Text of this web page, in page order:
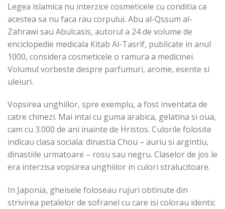
Legea islamica nu interzice cosmeticele cu conditia ca
acestea sa nu faca rau corpului. Abu al-Qssum al-
Zahrawi sau Abulcasis, autorul a 24 de volume de
enciclopedie medicala Kitab Al-Tasrif, publicate in anul
1000, considera cosmeticele o ramura a medicinei.
Volumul vorbeste despre parfumuri, arome, esente si
uleiuri.
Vopsirea unghiilor, spre exemplu, a fost inventata de
catre chinezi. Mai intai cu guma arabica, gelatina si oua,
cam cu 3.000 de ani inainte de Hristos. Culorile folosite
indicau clasa sociala: dinastia Chou – auriu si argintiu,
dinastiile urmatoare – rosu sau negru. Claselor de jos le
era interzisa vopsirea unghiilor in culori stralucitoare.
In Japonia, gheisele foloseau rujuri obtinute din
strivirea petalelor de sofranel cu care isi colorau identic